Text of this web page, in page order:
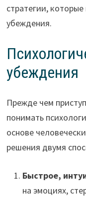
стратегии,
убеждения.
убеждения
Прежде чем
понимать
основе
решения двумя
Быстрое,
на эмоциях,